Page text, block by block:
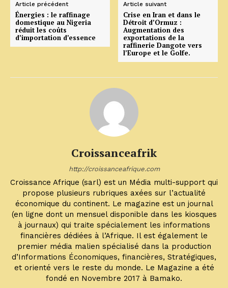
Article précédent
Énergies : le raffinage
domestique au Nigeria
réduit les coûts
d’importation d’essence
Article suivant
Crise en Iran et dans le
Détroit d’Ormuz :
Augmentation des
exportations de la
raffinerie Dangote vers
l’Europe et le Golfe.
Croissanceafrik
http://croissanceafrique.com
Croissance Afrique (sarl) est un Média multi-support qui
propose plusieurs rubriques axées sur l’actualité
économique du continent. Le magazine est un journal
(en ligne dont un mensuel disponible dans les kiosques
à journaux) qui traite spécialement les informations
financières dédiées à l’Afrique. Il est également le
premier média malien spécialisé dans la production
d’Informations Économiques, financières, Stratégiques,
et orienté vers le reste du monde. Le Magazine a été
fondé en Novembre 2017 à Bamako.